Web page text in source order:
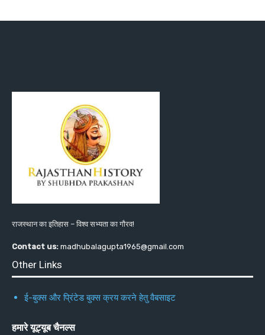
राजस्थान का इतिहास – विश्व सभ्यता का गौरव!
Contact us: madhubalagupta1965@gmail.com
Other Links
ई-बुक्स और प्रिंटेड बुक्स क्रय करने हेतु वैबसाइट
हमारे यूट्यूब चैनल्स